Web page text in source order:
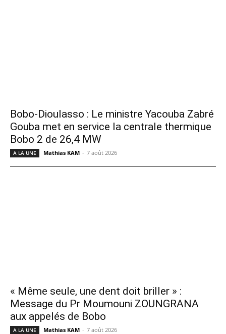
Bobo-Dioulasso : Le ministre Yacouba Zabré
Gouba met en service la centrale thermique
Bobo 2 de 26,4 MW
A LA UNE Mathias KAM - 7 août 2026
« Même seule, une dent doit briller » :
Message du Pr Moumouni ZOUNGRANA
aux appelés de Bobo
A LA UNE Mathias KAM - 7 août 2026